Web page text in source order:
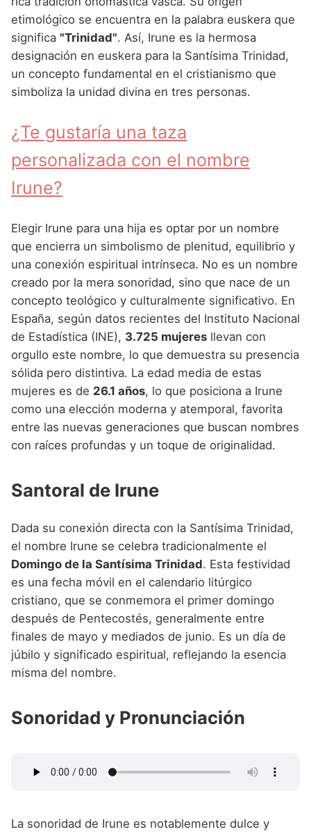
Nombres de Niña que empiezan por P
Nombres de Niña que empiezan por Q
Nombres de Niña que empiezan por R
Nombres de Niña que empiezan por S
Nombres de Niña que empiezan por U
Nombres de Niña que empiezan por V
Nombres de Niña que empiezan por X
Nombres de Niña que empiezan por Y
Nombres de Niña que empiezan por Z
Nombres de Niña Navarros
Nombres de Niña Riojanos
Nombres de Niña Valencianos
Nombres de Niña Vascos
etimológico se encuentra en la palabra euskera que
significa "Trinidad". Así, Irune es la hermosa
designación en euskera para la Santísima Trinidad,
un concepto fundamental en el cristianismo que
simboliza la unidad divina en tres personas.
¿Te gustaría una taza
personalizada con el nombre
Irune?
Elegir Irune para una hija es optar por un nombre
que encierra un simbolismo de plenitud, equilibrio y
una conexión espiritual intrínseca. No es un nombre
creado por la mera sonoridad, sino que nace de un
concepto teológico y culturalmente significativo. En
España, según datos recientes del Instituto Nacional
de Estadística (INE), 3.725 mujeres llevan con
orgullo este nombre, lo que demuestra su presencia
sólida pero distintiva. La edad media de estas
mujeres es de 26.1 años, lo que posiciona a Irune
como una elección moderna y atemporal, favorita
entre las nuevas generaciones que buscan nombres
con raíces profundas y un toque de originalidad.
Santoral de Irune
Dada su conexión directa con la Santísima Trinidad,
el nombre Irune se celebra tradicionalmente el
Domingo de la Santísima Trinidad. Esta festividad
es una fecha móvil en el calendario litúrgico
cristiano, que se conmemora el primer domingo
después de Pentecostés, generalmente entre
finales de mayo y mediados de junio. Es un día de
júbilo y significado espiritual, reflejando la esencia
misma del nombre.
Sonoridad y Pronunciación
La sonoridad de Irune es notablemente dulce y